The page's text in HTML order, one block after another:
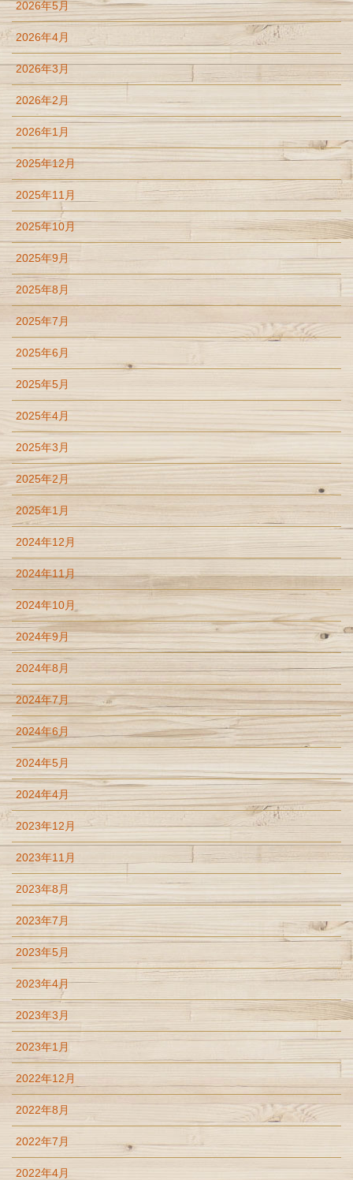
2026年5月
2026年4月
2026年3月
2026年2月
2026年1月
2025年12月
2025年11月
2025年10月
2025年9月
2025年8月
2025年7月
2025年6月
2025年5月
2025年4月
2025年3月
2025年2月
2025年1月
2024年12月
2024年11月
2024年10月
2024年9月
2024年8月
2024年7月
2024年6月
2024年5月
2024年4月
2023年12月
2023年11月
2023年8月
2023年7月
2023年5月
2023年4月
2023年3月
2023年1月
2022年12月
2022年8月
2022年7月
2022年4月